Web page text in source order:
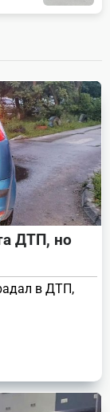
ДТП, но
в ДТП,